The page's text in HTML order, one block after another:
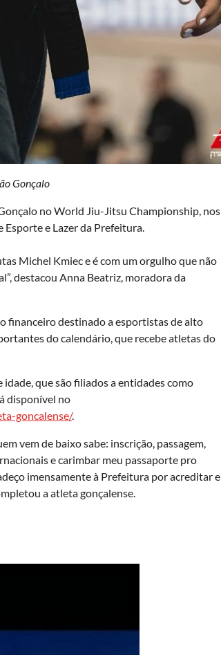
Gonçalo
no World Jiu-Jitsu Championship, nos
Esporte e Lazer da Prefeitura.
Michel Kmiec e é com um orgulho que não
destacou Anna Beatriz, moradora da
financeiro destinado a esportistas de alto
do calendário, que recebe atletas do
que são filiados a entidades como
disponível no
goncalense/.
vem de baixo sabe: inscrição, passagem,
e carimbar meu passaporte pro
imensamente à Prefeitura por acreditar e
a atleta gonçalense.